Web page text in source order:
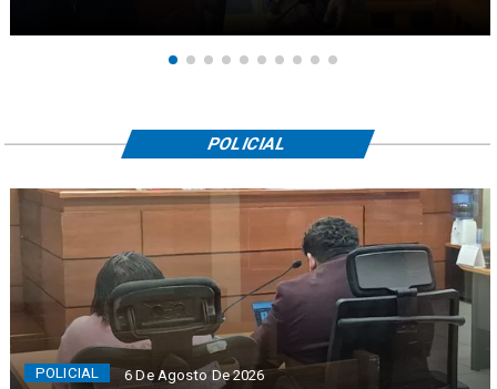
POLICIAL 6 De Agosto De 2026
POLICIAL